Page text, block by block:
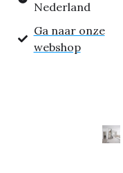
Nederland
Ga naar onze
webshop